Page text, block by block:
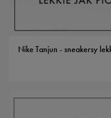
Nike Tanjun - sneakersy